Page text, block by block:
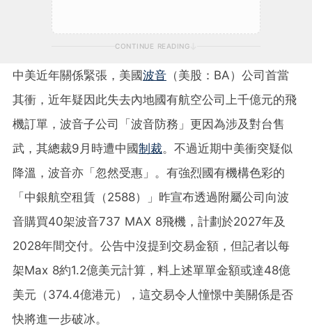
CONTINUE READING
中美近年關係緊張，美國波音 （美股：BA）公司首當
其衝，近年疑因此失去內地國有航空公司上千億元的飛
機訂單，波音子公司「波音防務」更因為涉及對台售
武，其總裁9月時遭中國制裁。不過近期中美衝突疑似
降溫，波音亦「忽然受惠」。有強烈國有機構色彩的
「中銀航空租賃（2588）」昨宣布透過附屬公司向波
音購買40架波音737 MAX 8飛機，計劃於2027年及
2028年間交付。公告中沒提到交易金額，但記者以每
架Max 8約1.2億美元計算，料上述單單金額或達48億
美元（374.4億港元），這交易令人憧憬中美關係是否
快將進一步破冰。